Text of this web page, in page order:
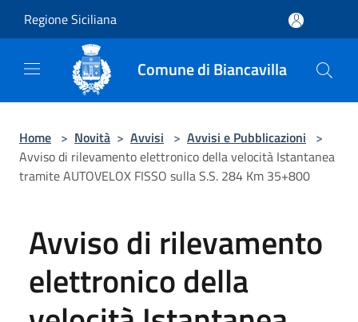
Regione Siciliana
Comune di Biancavilla
Home > Novità > Avvisi > Avvisi e Pubblicazioni >
Avviso di rilevamento elettronico della velocità Istantanea
tramite AUTOVELOX FISSO sulla S.S. 284 Km 35+800
Avviso di rilevamento
elettronico della